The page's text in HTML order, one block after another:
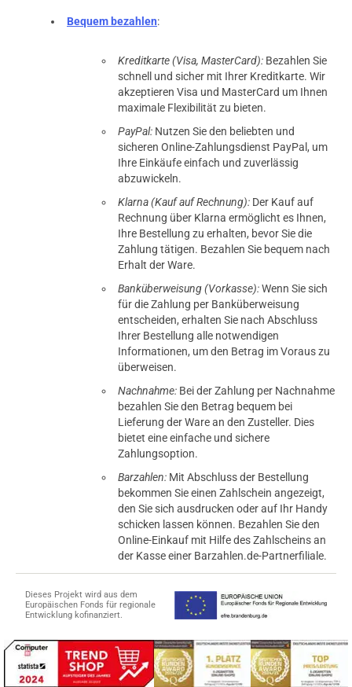
Bequem bezahlen:
Kreditkarte (Visa, MasterCard): Bezahlen Sie
schnell und sicher mit Ihrer Kreditkarte. Wir
akzeptieren Visa und MasterCard um Ihnen
maximale Flexibilität zu bieten.
PayPal: Nutzen Sie den beliebten und
sicheren Online-Zahlungsdienst PayPal, um
Ihre Einkäufe einfach und zuverlässig
abzuwickeln.
Klarna (Kauf auf Rechnung): Der Kauf auf
Rechnung über Klarna ermöglicht es Ihnen,
Ihre Bestellung zu erhalten, bevor Sie die
Zahlung tätigen. Bezahlen Sie bequem nach
Erhalt der Ware.
Banküberweisung (Vorkasse):Wenn Sie sich
für die Zahlung per Banküberweisung
entscheiden, erhalten Sie nach Abschluss
Ihrer Bestellung alle notwendigen
Informationen, um den Betrag im Voraus zu
überweisen.
Nachnahme: Bei der Zahlung per Nachnahme
bezahlen Sie den Betrag bequem bei
Lieferung der Ware an den Zusteller. Dies
bietet eine einfache und sichere
Zahlungsoption.
Barzahlen: Mit Abschluss der Bestellung
bekommen Sie einen Zahlschein angezeigt,
den Sie sich ausdrucken oder auf Ihr Handy
schicken lassen können. Bezahlen Sie den
Online-Einkauf mit Hilfe des Zahlscheins an
der Kasse einer Barzahlen.de-Partnerfiliale.
Dieses Projekt wird aus dem
Europäischen Fonds für regionale
Entwicklung kofinanziert.